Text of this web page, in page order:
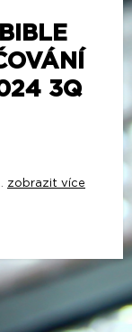
3Q
zobrazit více